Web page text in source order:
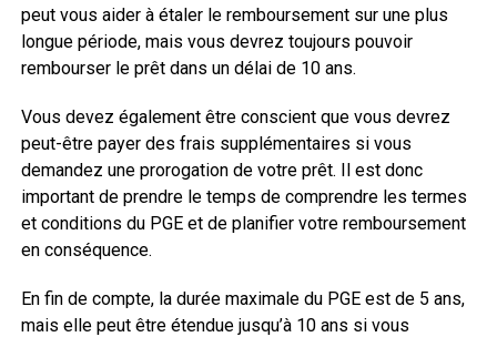
peut vous aider à étaler le remboursement sur une plus
longue période, mais vous devrez toujours pouvoir
rembourser le prêt dans un délai de 10 ans.
Vous devez également être conscient que vous devrez
peut-être payer des frais supplémentaires si vous
demandez une prorogation de votre prêt. Il est donc
important de prendre le temps de comprendre les termes
et conditions du PGE et de planifier votre remboursement
en conséquence.
En fin de compte, la durée maximale du PGE est de 5 ans,
mais elle peut être étendue jusqu’à 10 ans si vous